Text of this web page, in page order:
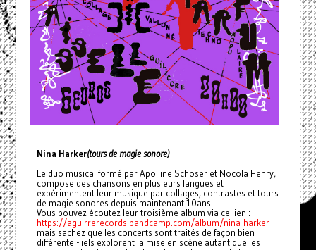
Nina Harker(tours de magie sonore)
Le duo musical formé par Apolline Schöser et Nocola Henry,
compose des chansons en plusieurs langues et
expérimentent leur musique par collages, contrastes et tours
de magie sonores depuis maintenant 10ans.
Vous pouvez écoutez leur troisième album via ce lien :
https://aguirrerecords.bandcamp.com/album/nina-harker
mais sachez que les concerts sont traités de façon bien
différente - iels explorent la mise en scène autant que les